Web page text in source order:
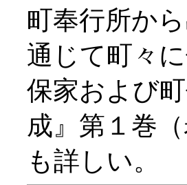
町奉行所か
通じて町々
保家および
成』第１巻
も詳しい。